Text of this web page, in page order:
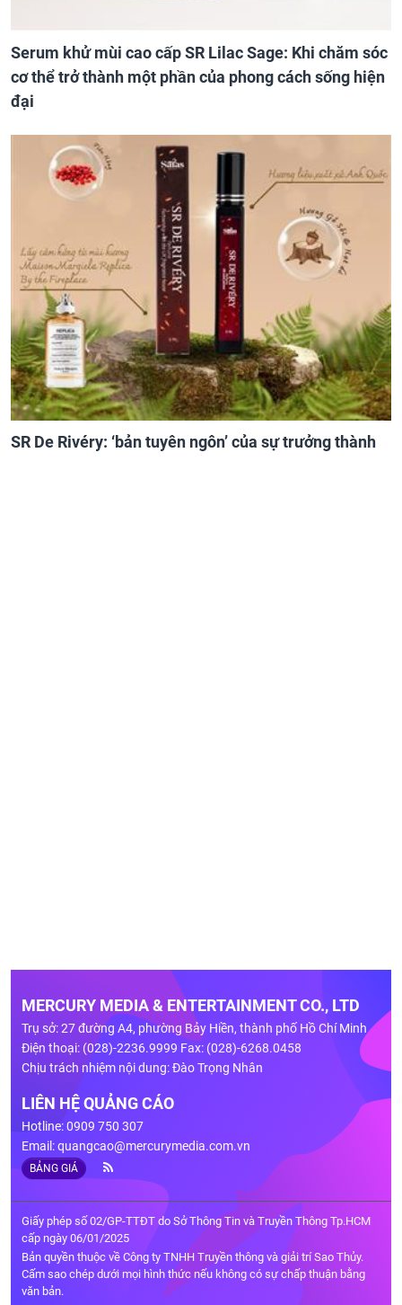
Serum khử mùi cao cấp SR Lilac Sage: Khi chăm sóc
cơ thể trở thành một phần của phong cách sống hiện
đại
SR De Rivéry: ‘bản tuyên ngôn’ của sự trưởng thành
MERCURY MEDIA & ENTERTAINMENT CO., LTD
Trụ sở: 27 đường A4, phường Bảy Hiền, thành phố Hồ Chí Minh
Điện thoại: (028)-2236.9999 Fax: (028)-6268.0458
Chịu trách nhiệm nội dung: Đào Trọng Nhân
LIÊN HỆ QUẢNG CÁO
Hotline: 0909 750 307
Email:quangcao@mercurymedia.com.vn
BẢNG GIÁ
Giấy phép số 02/GP-TTĐT do Sở Thông Tin và Truyền Thông Tp.HCM
cấp ngày 06/01/2025
Bản quyền thuộc về Công ty TNHH Truyền thông và giải trí Sao Thủy.
Cấm sao chép dưới mọi hình thức nếu không có sự chấp thuận bằng
văn bản.